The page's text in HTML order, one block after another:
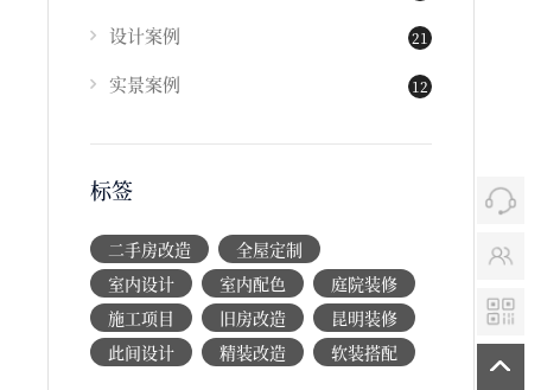
设计案例 21
实景案例 12
标签
二手房改造
全屋定制
室内设计
室内配色
庭院装修
施工项目
旧房改造
昆明装修
此间设计
精装改造 软装搭配